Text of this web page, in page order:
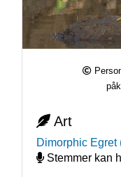
Art
Dimorphic Egret
Stemmer kan